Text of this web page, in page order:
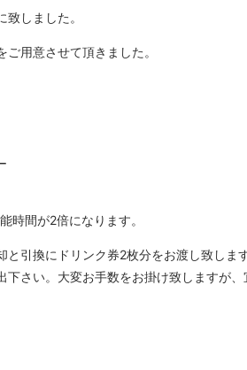
しました。
用意させて頂きました。
時間が2倍になります。
引換にドリンク券2枚分をお渡し致します
さい。大変お手数をお掛け致しますが、